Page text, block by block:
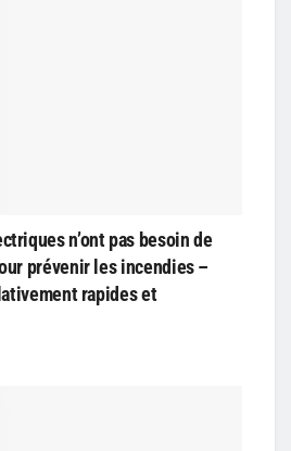
n’ont pas besoin de
prévenir les incendies –
rapides et